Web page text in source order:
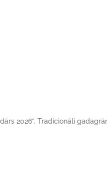
2026“. Tradicionāli